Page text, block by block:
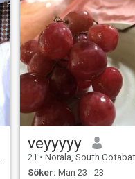
veyyyyy
21 • Norala, South Cotabato, Filippinerna
Söker: Man 23 - 23